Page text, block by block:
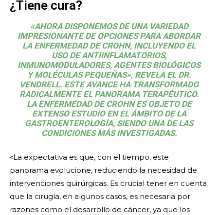
¿Tiene cura?
«AHORA DISPONEMOS DE UNA VARIEDAD
IMPRESIONANTE DE OPCIONES PARA ABORDAR
LA ENFERMEDAD DE CROHN, INCLUYENDO EL
USO DE ANTIINFLAMATORIOS,
INMUNOMODULADORES, AGENTES BIOLÓGICOS
Y MOLÉCULAS PEQUEÑAS», REVELA EL DR.
VENDRELL. ESTE AVANCE HA TRANSFORMADO
RADICALMENTE EL PANORAMA TERAPÉUTICO.
LA ENFERMEDAD DE CROHN ES OBJETO DE
EXTENSO ESTUDIO EN EL ÁMBITO DE LA
GASTROENTEROLOGÍA, SIENDO UNA DE LAS
CONDICIONES MÁS INVESTIGADAS.
«La expectativa es que, con el tiempo, este
panorama evolucione, reduciendo la necesidad de
intervenciones quirúrgicas. Es crucial tener en cuenta
que la cirugía, en algunos casos, es necesaria por
razones como el desarrollo de cáncer, ya que los